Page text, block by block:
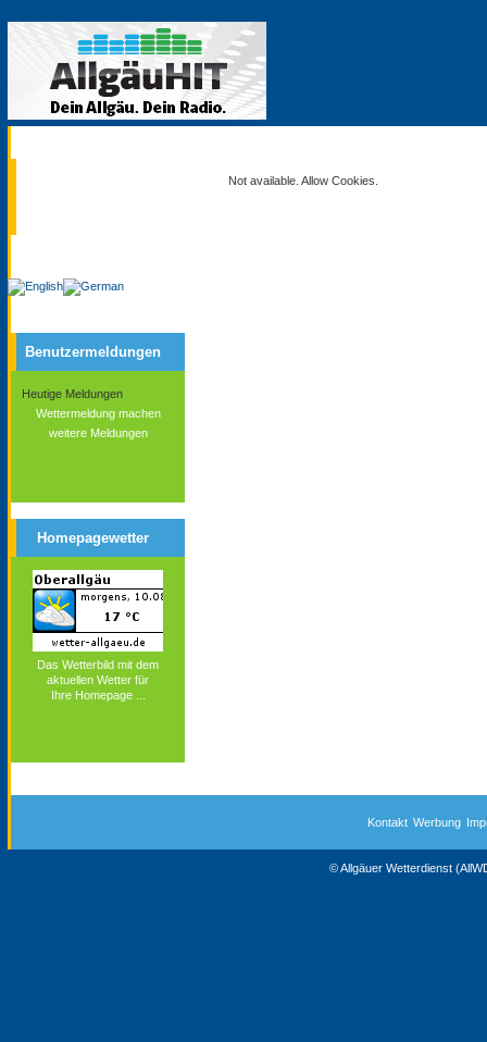
Benutzermeldungen
Heutige Meldungen
Wettermeldung machen
weitere Meldungen
Homepagewetter
Das Wetterbild mit dem
aktuellen Wetter für
Ihre Homepage ...
Not available. Allow Cookies.
Kontakt Werbung
© Allgäuer Wetterdienst